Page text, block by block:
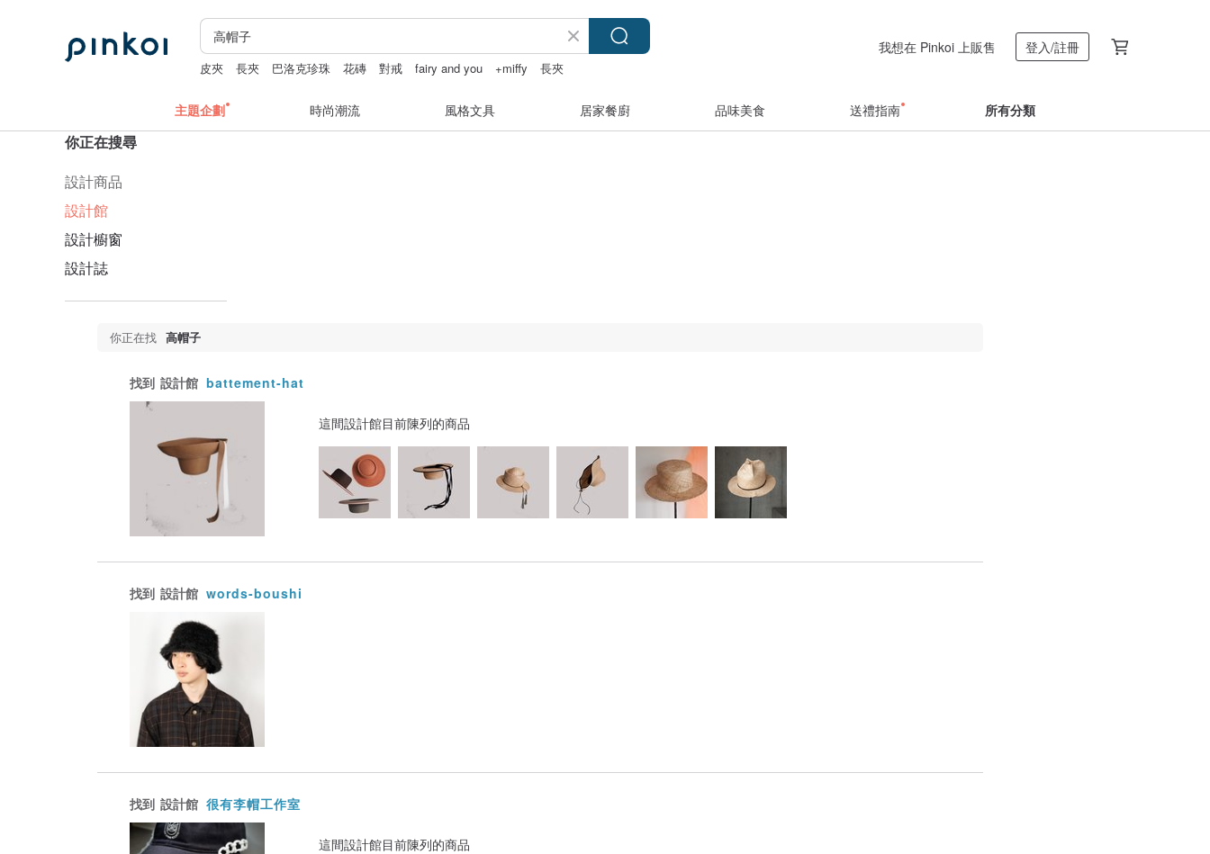
皮夾 長夾 巴洛克珍珠 花磚 對戒 fairy and you +miffy 長夾
我想在 Pinkoi 上販售 登入/註冊
主題企劃 時尚潮流 風格文具 居家餐廚 品味美食 送禮指南 所有分類
你正在搜尋
設計商品
設計館
設計櫥窗
設計誌
你正在找 高帽子
找到 設計館 battement-hat
這間設計館目前陳列的商品
找到 設計館 words-boushi
找到 設計館 很有李帽工作室
這間設計館目前陳列的商品